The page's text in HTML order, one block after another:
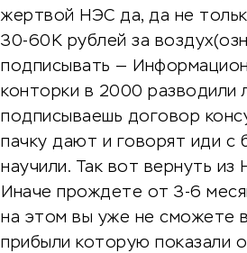
жертвой НЭС да, да не
30-60К рублей за
подписывать —
конторки в 2000
подписываешь договор
пачку дают и говорят иди с
научили. Так вот вернуть
Иначе прождете от 3-6
на этом вы уже не сможете
прибыли которую показали